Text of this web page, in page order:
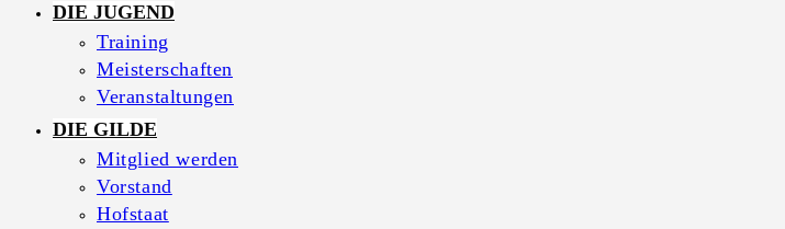
DIE JUGEND
Training
Meisterschaften
Veranstaltungen
DIE GILDE
Mitglied werden
Vorstand
Hofstaat